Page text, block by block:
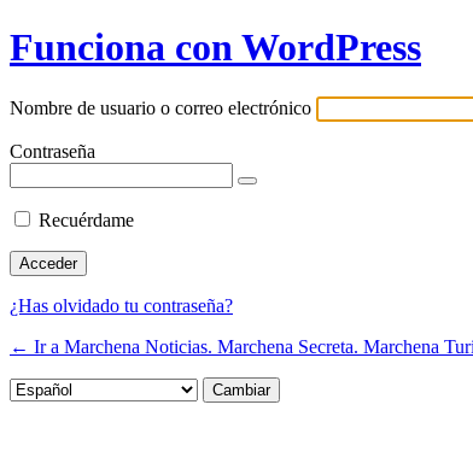
Acceder
Funciona con WordPress
Nombre de usuario o correo electrónico
Contraseña
Recuérdame
¿Has olvidado tu contraseña?
← Ir a Marchena Noticias. Marchena Secreta. Marchena
Idioma